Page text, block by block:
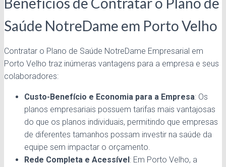
Saúde NotreDame em Porto Velho
Contratar o Plano de Saúde NotreDame Empresarial em
Porto Velho traz inúmeras vantagens para a empresa e seus
colaboradores:
Custo-Benefício e Economia para a Empresa: Os
planos empresariais possuem tarifas mais vantajosas
do que os planos individuais, permitindo que empresas
de diferentes tamanhos possam investir na saúde da
equipe sem impactar o orçamento.
Rede Completa e Acessível: Em Porto Velho, a